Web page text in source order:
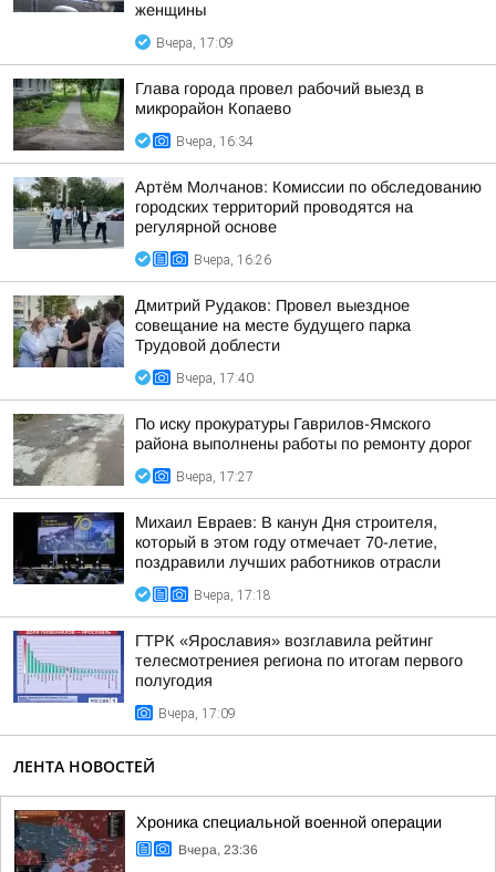
женщины
Вчера, 17:09
Глава города провел рабочий выезд в
микрорайон Копаево
Вчера, 16:34
Артём Молчанов: Комиссии по обследованию
городских территорий проводятся на
регулярной основе
Вчера, 16:26
Дмитрий Рудаков: Провел выездное
совещание на месте будущего парка
Трудовой доблести
Вчера, 17:40
По иску прокуратуры Гаврилов-Ямского
района выполнены работы по ремонту дорог
Вчера, 17:27
Михаил Евраев: В канун Дня строителя,
который в этом году отмечает 70-летие,
поздравили лучших работников отрасли
Вчера, 17:18
ГТРК «Ярославия» возглавила рейтинг
телесмотрениея региона по итогам первого
полугодия
Вчера, 17:09
ЛЕНТА НОВОСТЕЙ
Хроника специальной военной операции
Вчера, 23:36